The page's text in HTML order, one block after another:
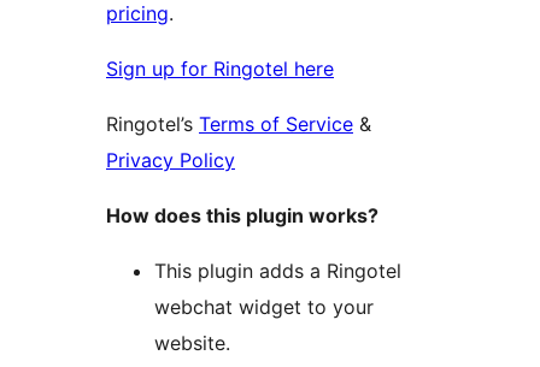
pricing.
Sign up for Ringotel here
Ringotel’s Terms of Service &
Privacy Policy
How does this plugin works?
This plugin adds a Ringotel
webchat widget to your
website.